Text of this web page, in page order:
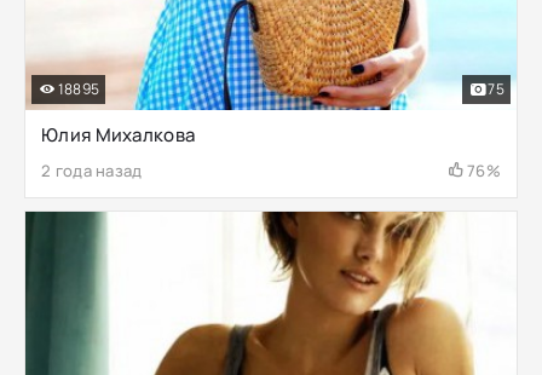
Юлия Михалкова
2 года назад 76%
18895 75